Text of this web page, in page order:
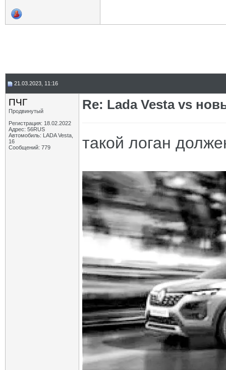
21.03.2023, 11:16
ПЧГ
Продвинутый
Регистрация: 18.02.2022
Адрес: 56RUS
Автомобиль: LADA Vesta,
16
Сообщений: 779
Re: Lada Vesta vs
такой логан